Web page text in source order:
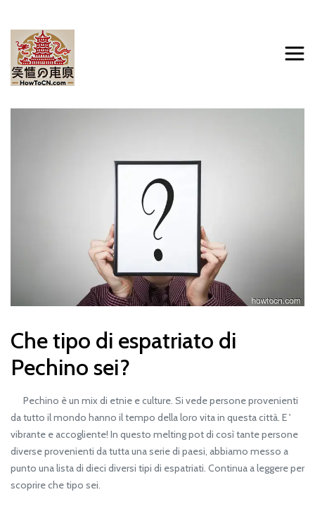
Che tipo di espatriato di
Pechino sei?
Pechino è un mix di etnie e culture. Si vede persone provenienti
da tutto il mondo hanno il tempo della loro vita in questa città. E '
vibrante e accogliente! In questo melting pot di così tante persone
diverse provenienti da tutta una serie di paesi, abbiamo messo a
punto una lista di dieci diversi tipi di espatriati. Continua a leggere per
scoprire che tipo sei.